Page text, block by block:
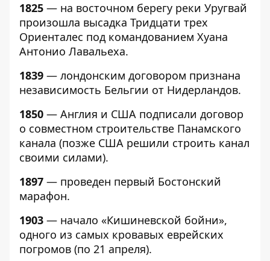
1825 — на восточном берегу реки Уругвай
произошла высадка Тридцати трех
Ориенталес под командованием Хуана
Антонио Лавальеха.
1839 — лондонским договором признана
независимость Бельгии от Нидерландов.
1850 — Англия и США подписали договор
о совместном строительстве Панамского
канала (позже США решили строить канал
своими силами).
1897 — проведен первый Бостонский
марафон.
1903 — начало «Кишиневской бойни»,
одного из самых кровавых еврейских
погромов (по 21 апреля).